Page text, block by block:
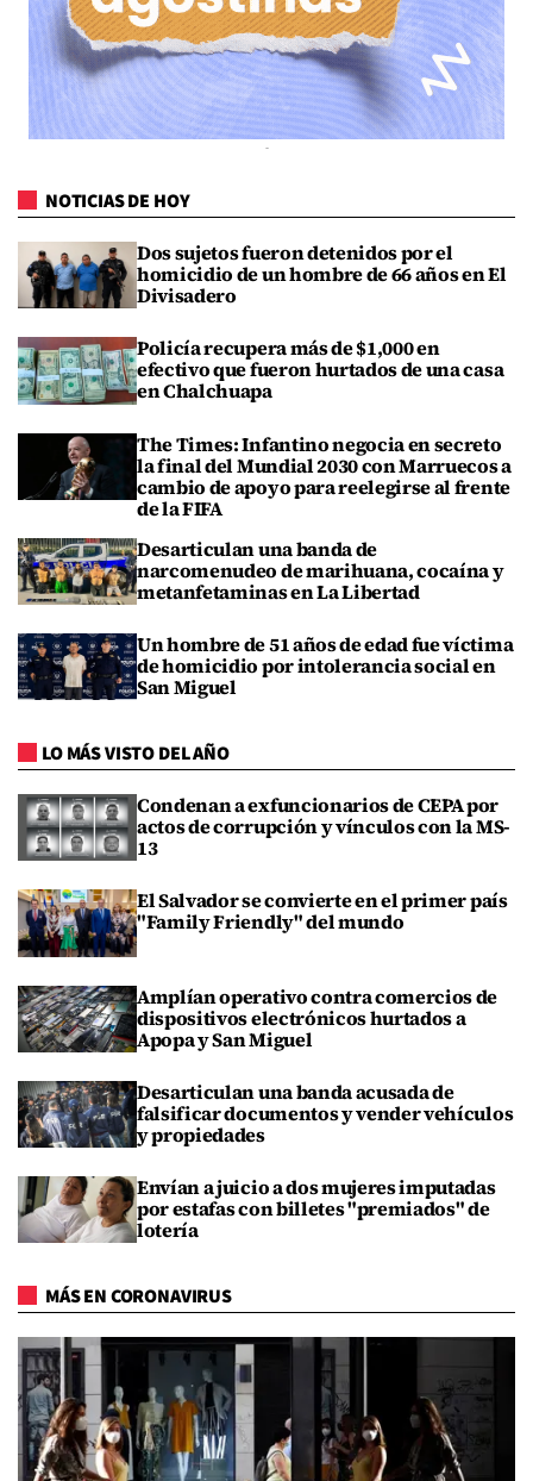
NOTICIAS DE HOY
Dos sujetos fueron detenidos por el
homicidio de un hombre de 66 años en El
Divisadero
Policía recupera más de $1,000 en
efectivo que fueron hurtados de una casa
en Chalchuapa
The Times: Infantino negocia en secreto
la final del Mundial 2030 con Marruecos a
cambio de apoyo para reelegirse al frente
de la FIFA
Desarticulan una banda de
narcomenudeo de marihuana, cocaína y
metanfetaminas en La Libertad
Un hombre de 51 años de edad fue víctima
de homicidio por intolerancia social en
San Miguel
LO MÁS VISTO DEL AÑO
Condenan a exfuncionarios de CEPA por
actos de corrupción y vínculos con la MS-
13
El Salvador se convierte en el primer país
"Family Friendly" del mundo
Amplían operativo contra comercios de
dispositivos electrónicos hurtados a
Apopa y San Miguel
Desarticulan una banda acusada de
falsificar documentos y vender vehículos
y propiedades
Envían a juicio a dos mujeres imputadas
por estafas con billetes "premiados" de
lotería
MÁS EN CORONAVIRUS